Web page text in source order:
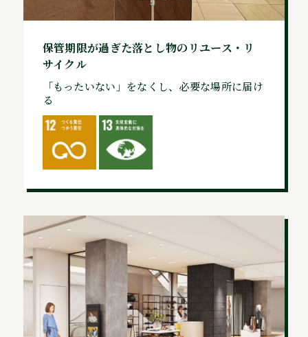
保管期限が過ぎた落とし物のリユース・リ
サイクル
「もったいない」をなくし、必要な場所に届け
る